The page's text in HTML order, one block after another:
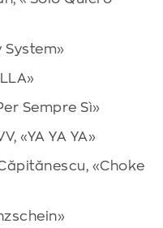
System»
Sempre Sì»
«YA YA YA»
«Choke